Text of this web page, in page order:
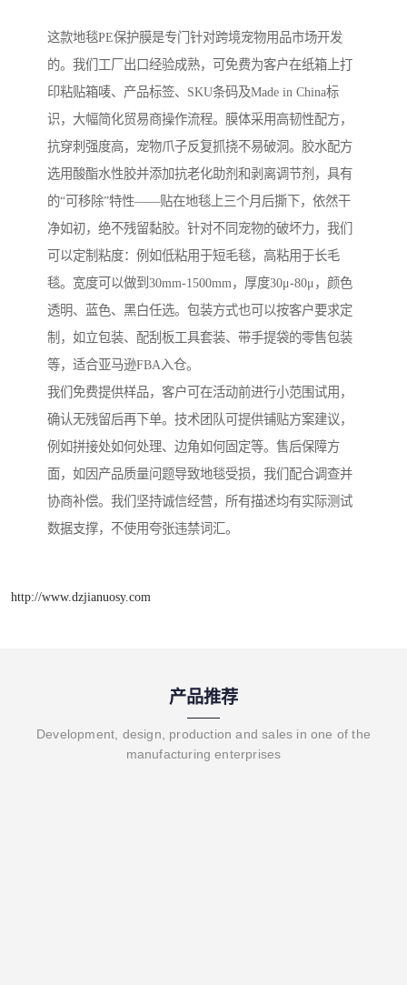
这款地毯PE保护膜是专门针对跨境宠物用品市场开发
的。我们工厂出口经验成熟，可免费为客户在纸箱上打
印粘贴箱唛、产品标签、SKU条码及Made in China标
识，大幅简化贸易商操作流程。膜体采用高韧性配方，
抗穿刺强度高，宠物爪子反复抓挠不易破洞。胶水配方
选用酸酯水性胶并添加抗老化助剂和剥离调节剂，具有
的“可移除”特性——贴在地毯上三个月后撕下，依然干
净如初，绝不残留黏胶。针对不同宠物的破坏力，我们
可以定制粘度：例如低粘用于短毛毯，高粘用于长毛
毯。宽度可以做到30mm-1500mm，厚度30μ-80μ，颜色
透明、蓝色、黑白任选。包装方式也可以按客户要求定
制，如立包装、配刮板工具套装、带手提袋的零售包装
等，适合亚马逊FBA入仓。
我们免费提供样品，客户可在活动前进行小范围试用，
确认无残留后再下单。技术团队可提供铺贴方案建议，
例如拼接处如何处理、边角如何固定等。售后保障方
面，如因产品质量问题导致地毯受损，我们配合调查并
协商补偿。我们坚持诚信经营，所有描述均有实际测试
数据支撑，不使用夸张违禁词汇。
http://www.dzjianuosy.com
产品推荐
Development, design, production and sales in one of the
manufacturing enterprises